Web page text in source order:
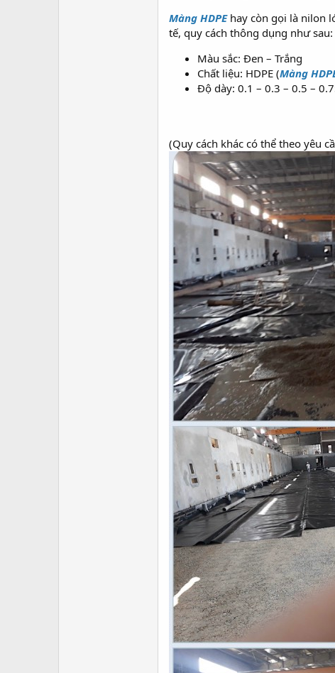
Màng HDPEhay còn gọi là nilon
tế, quy cách thông dụng như sau:
Màu sắc: Đen – Trắng
Chất liệu: HDPE (Màng
Độ dày: 0.1 – 0.3 – 0.5 –
(Quy cách khác có thể theo yêu